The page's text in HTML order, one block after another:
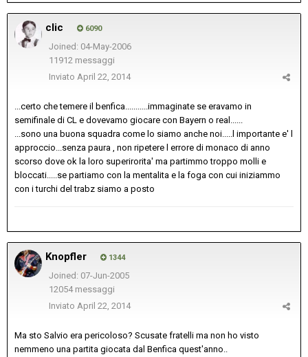
clic 6090
Joined: 04-May-2006
11912 messaggi
Inviato April 22, 2014
...certo che temere il benfica...........immaginate se eravamo in
semifinale di CL e dovevamo giocare con Bayern o real......
...sono una buona squadra come lo siamo anche noi.....l importante e' l
approccio...senza paura , non ripetere l errore di monaco di anno
scorso dove ok la loro superirorita' ma partimmo troppo molli e
bloccati.....se partiamo con la mentalita e la foga con cui iniziammo
con i turchi del trabz siamo a posto
Knopfler 1344
Joined: 07-Jun-2005
12054 messaggi
Inviato April 22, 2014
Ma sto Salvio era pericoloso? Scusate fratelli ma non ho visto
nemmeno una partita giocata dal Benfica quest'anno..